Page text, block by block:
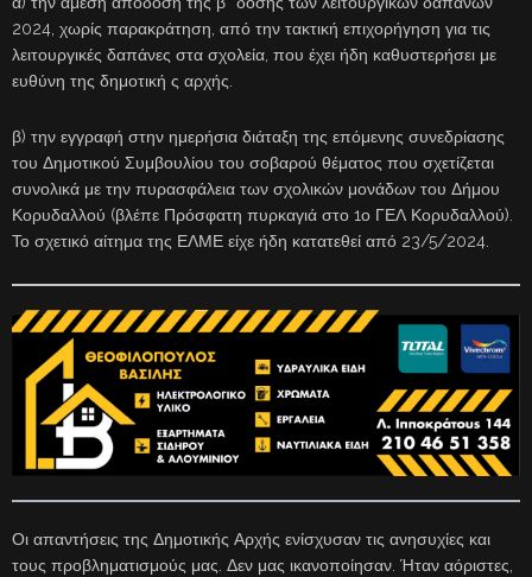
2024, χωρίς παρακράτηση, από την τακτική επιχορήγηση για τις
λειτουργικές δαπάνες στα σχολεία, που έχει ήδη καθυστερήσει με
ευθύνη της δημοτική ς αρχής.
β) την εγγραφή στην ημερήσια διάταξη της επόμενης συνεδρίασης
του Δημοτικού Συμβουλίου του σοβαρού θέματος που σχετίζεται
συνολικά με την πυρασφάλεια των σχολικών μονάδων του Δήμου
Κορυδαλλού (βλέπε Πρόσφατη πυρκαγιά στο 1ο ΓΕΛ Κορυδαλλού).
Το σχετικό αίτημα της ΕΛΜΕ είχε ήδη κατατεθεί από 23/5/2024.
Οι απαντήσεις της Δημοτικής Αρχής ενίσχυσαν τις ανησυχίες και
τους προβληματισμούς μας. Δεν μας ικανοποίησαν. Ήταν αόριστες,